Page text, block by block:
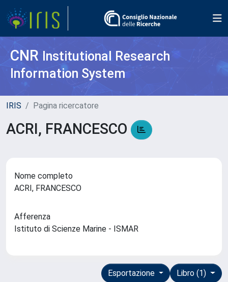
CNR Institutional Research
Information System
IRIS Pagina ricercatore
ACRI, FRANCESCO
Nome completo
ACRI, FRANCESCO
Afferenza
Istituto di Scienze Marine - ISMAR
Libro (1)
Esportazione